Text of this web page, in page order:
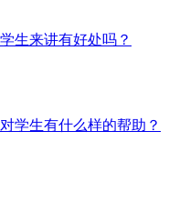
生来讲有好处吗？
学生有什么样的帮助？